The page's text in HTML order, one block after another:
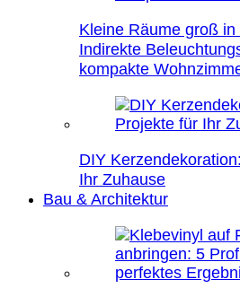
Kleine Räume groß
Indirekte
kompakte
DIY
Ihr Zuhause
Bau & Architektur